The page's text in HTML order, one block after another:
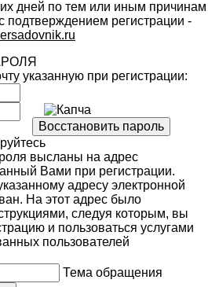
дней по тем или иным причинам
подтверждением регистрации -
указанную при регистрации:
высланы на адрес
Вами при регистрации.
адресу электронной
На этот адрес было
следуя которым, вы
и пользоваться услугами
пользователей
Тема обращения